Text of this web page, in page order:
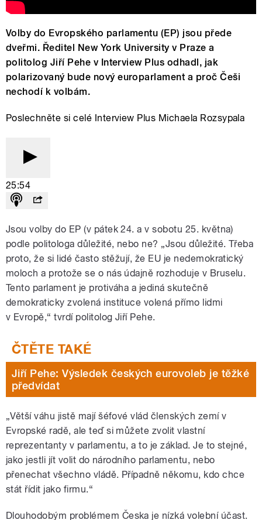
Volby do Evropského parlamentu (EP) jsou přede
dveřmi. Ředitel New York University v Praze a
politolog Jiří Pehe v Interview Plus odhadl, jak
polarizovaný bude nový europarlament a proč Češi
nechodí k volbám.
Poslechněte si celé Interview Plus Michaela Rozsypala
25:54
Jsou volby do EP (v pátek 24. a v sobotu 25. května)
podle politologa důležité, nebo ne? „Jsou důležité. Třeba
proto, že si lidé často stěžují, že EU je nedemokratický
moloch a protože se o nás údajně rozhoduje v Bruselu.
Tento parlament je protiváha a jediná skutečně
demokraticky zvolená instituce volená přímo lidmi
v Evropě,“ tvrdí politolog Jiří Pehe.
Jiří Pehe: Výsledek českých eurovoleb je těžké
předvídat
„Větší váhu jistě mají šéfové vlád členských zemí v
Evropské radě, ale teď si můžete zvolit vlastní
reprezentanty v parlamentu, a to je základ. Je to stejné,
jako jestli jít volit do národního parlamentu, nebo
přenechat všechno vládě. Případně někomu, kdo chce
stát řídit jako firmu.“
Dlouhodobým problémem Česka je nízká volební účast.